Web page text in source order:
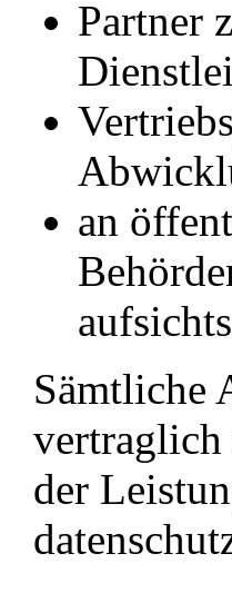
Partner
an
Sämtliche
vertraglich
der